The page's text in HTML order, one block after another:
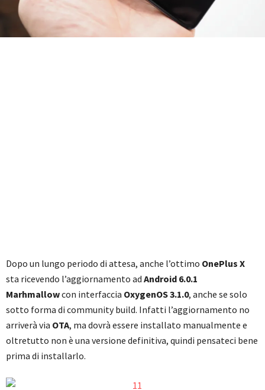
Dopo un lungo periodo di attesa, anche l’ottimo OnePlus X
sta ricevendo l’aggiornamento ad Android 6.0.1
Marhmallowcon interfaccia OxygenOS 3.1.0, anche se solo
sotto forma di community build. Infatti l’aggiornamento no
arriverà via OTA, ma dovrà essere installato manualmente e
oltretutto non è una versione definitiva, quindi pensateci bene
prima di installarlo.